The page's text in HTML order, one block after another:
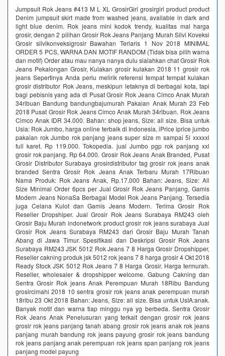
Jumpsuit Rok Jeans #413 M L XL GrosirGirl grosirgirl product product
Denim jumpsuit skirt made from washed jeans, available in dark and
light blue denim. Rok jeans mini kodok trendy, kualitas mal harga
grosir, dengan 2 pilihan Grosir Rok Jeans Panjang Murah Silvi Koveksi
Grosir silvikonveksigrosir Bawahan Terlaris 1 Nov 2018 MINIMAL
ORDER 5 PCS, WARNA DAN MOTIF RANDOM (Tidak bisa pilih warna
dan motif) Order atau mau nanya nanya dulu sialahkan chat Grosir Rok
Jeans Pekalongan Grosir, Kulakan grosir kulakan 2018 11 grosir rok
jeans Sepertinya Anda perlu melirik referensi tempat tempat kulakan
grosir distributor Rok Jeans, meskipun letaknya di berbagai kota, tapi
bagi pebisnis yang ada di Pusat Grosir Rok Jeans Cimco Anak Murah
34ribuan Bandung bandungbajumurah Pakaian Anak Murah 23 Feb
2018 Pusat Grosir Rok Jeans Cimco Anak Murah 34ribuan. Rok Jeans
Cimco Anak IDR 34.000. Bahan: shop jeans, Size: all size. Bisa untuk
Usia: Rok Jumbo, harga online terbaik di Indonesia, iPrice iprice jumbo
pakaian rok Jumbo rok panjang jeans super size m sampai 5l xxxxxl
full karet. Rp 119.000. Tokopedia. jual Jumbo pgp rok panjang xxl
grosir rok panjang. Rp 64.000. Grosir Rok Jeans Anak Branded, Pusat
Grosir Distributor Surabaya grosirdistributor tag grosir rok jeans anak
branded Sentra Grosir Rok Jeans Anak Terbaru Murah 17Ribuan
Nama Produk: Rok Jeans Anak, Rp.17.000 Bahan: Jeans, Size: All
Size Minimal Order 6pcs per Jual Grosir Rok Jeans Panjang, Gamis
Modern Jeans NonaSa Berbagai Model Rok Jeans Panjang. Tersedia
juga Celana Kulot dan Gamis Jeans Modern. Terima Grosir Rok
Reseller Dropshiper. Jual Grosir Rok Jeans Surabaya RM243 oleh
Grosir Baju Murah indonetwork product grosir rok jeans surabaya Jual
Grosir Rok Jeans Surabaya RM243 dari Grosir Baju Murah Tanah
Abang di Jawa Timur. Spesifikasi dan Deskripsi Grosir Rok Jeans
Surabaya RM243 JSK 5012 Rok Jeans 7 8 Harga Grosir Dropshipper,
Reseller cakning produk jsk 5012 rok jeans 7 8 harga grosir 4 Okt 2018
Ready Stock JSK 5012 Rok Jeans 7 8 Harga Grosir. Harga termurah.
Reseller, wholesaler & dropshipper welcome. Gabung Cakning dan
Sentra Grosir Rok jeans Anak Perempuan Murah 18Ribu Bandung
grosircimahi 2018 10 sentra grosir rok jeans anak perempuan murah
18ribu 23 Okt 2018 Bahan: Jeans, Size: all size. Bisa untuk UsIA:anak.
Banyak motif dan warna tiap minggu nya yg berbeda. Sentra Grosir
Rok Jeans Anak Penelusuran yang terkait dengan grosir rok jeans
grosir rok jeans panjang tanah abang grosir rok jeans anak rok jeans
panjang murah bandung rok jeans payung grosir rok jeans bandung
rok jeans panjang anak perempuan rok jeans span panjang rok jeans
panjang model payung